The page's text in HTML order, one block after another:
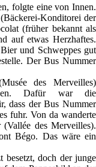
folgte eine von Innen.
Konditorei der
(früher bekannt als
auf etwas Herzhaftes.
und Schweppes gut
Der Bus Nummer
des Merveilles)
Dafür war die
dass der Bus Nummer
fuhr. Von da wanderte
des Merveilles).
Bégo. Das wäre ein
besetzt, doch der junge